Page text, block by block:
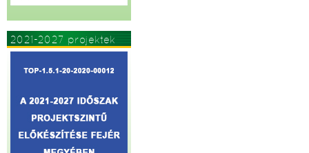
2021-2027 projektek